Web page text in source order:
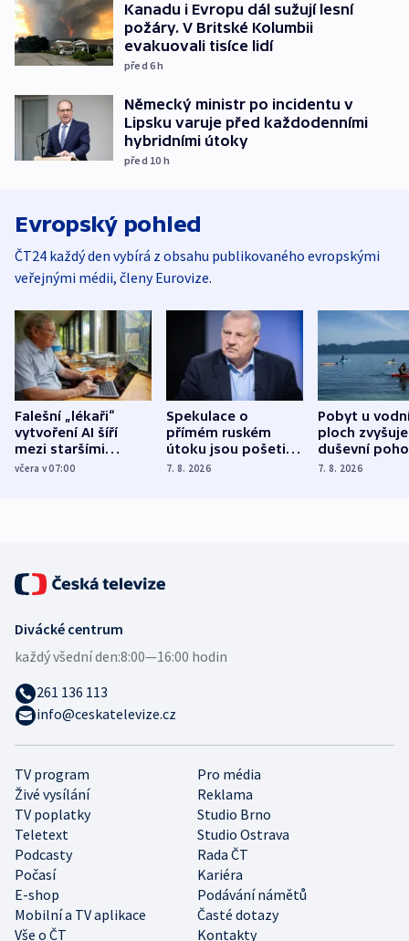
Kanadu i Evropu dál sužují lesní
požáry. V Britské Kolumbii
evakuovali tisíce lidí
před 6h
Německý ministr po incidentu v
Lipsku varuje před každodenními
hybridními útoky
před 10 h
Evropský pohled
ČT24 každý den vybírá z obsahu publikovaného evropskými
veřejnými médii, členy Eurovize.
Falešní „lékaři“
vytvoření AI šíří
mezi staršími
Poláky nebezpečné
včera v 07:00
Spekulace o
přímém ruském
útoku jsou pošetilé,
míní estonský
7. 8. 2026
Pobyt u
ploch zvyšuje
duševní
ukázala
7. 8. 2026
TV program
Pro média
Živé vysílání
Reklama
TV poplatky
Studio Brno
Teletext
Studio Ostrava
Podcasty
Rada ČT
Počasí
Kariéra
E-shop
Podávání námětů
Mobilní a TV aplikace
Časté dotazy
Vše o ČT
Kontakty
Divácké centrum
každý všední den:8:00—16:00 hodin
261 136 113
info@ceskatelevize.cz